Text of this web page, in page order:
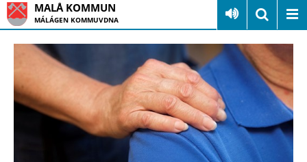
MALÅ KOMMUN
MÁLÁGEN KOMMUVDNA